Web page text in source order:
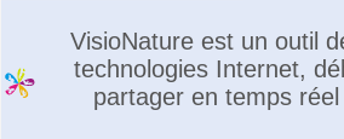
VisioNature est un outil
technologies Internet,
partager en temps